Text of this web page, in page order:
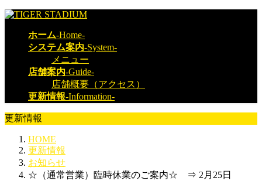
コ
ッ
プ
ナ
移
動
ホーム-Home-
システム案内-System-
メニュー
店舗案内-Guide-
店舗概要（アクセス）
更新情報-Information-
更新情報
HOME
更新情報
お知らせ
☆（通常営業）臨時休業のご案内☆ ⇒ 2月25日